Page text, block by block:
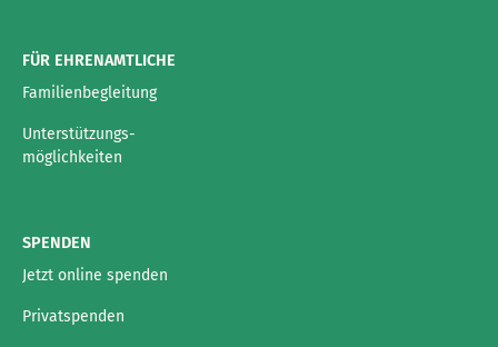
FÜR EHRENAMTLICHE
Familienbegleitung
Unterstützungs-
möglichkeiten
SPENDEN
Jetzt online spenden
Privatspenden